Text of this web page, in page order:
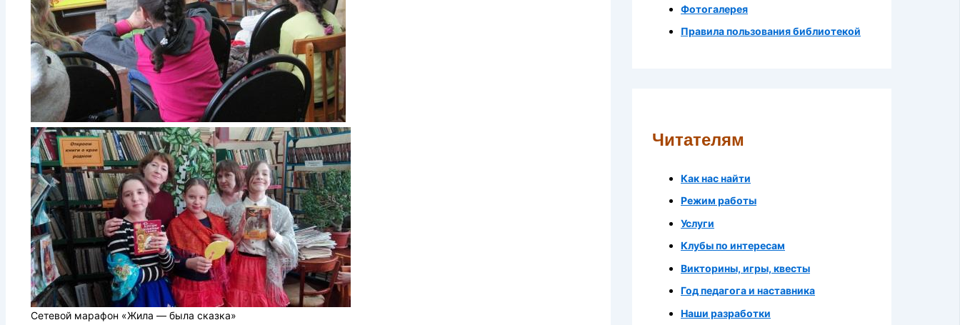
Сетевой марафон «Жила — была сказка»
Фотогалерея
Правила пользования библиотекой
Читателям
Как нас найти
Режим работы
Услуги
Клубы по интересам
Викторины, игры, квесты
Год педагога и наставника
Наши разработки